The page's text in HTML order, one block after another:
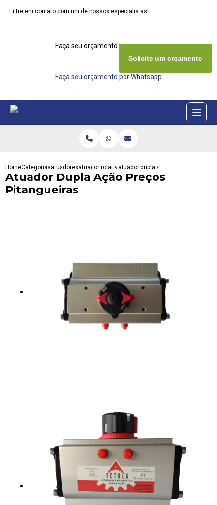
Entre em contato com um de nossos especialistas!
Faça seu orçamento agora mesmo
Faça seu orçamento por Whatsapp
Solicite um orçamento
HomeCategoriasatuadoresatuador rotativo eletricoatuador dupla acao precos
Atuador Dupla Ação Preços
Pitangueiras